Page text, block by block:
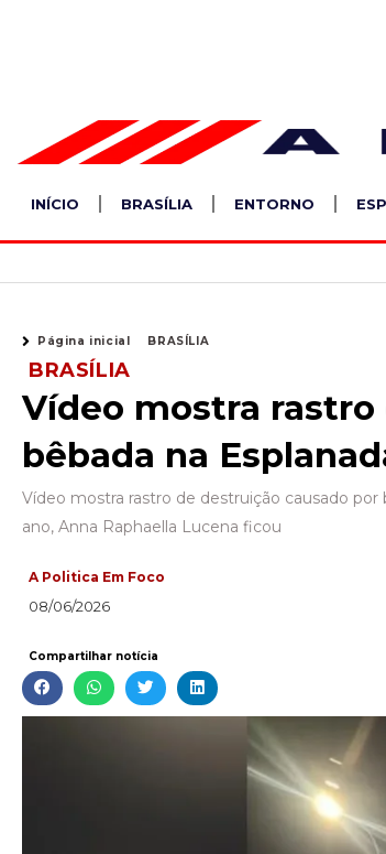
INÍCIO BRASÍLIA ENTORNO
Página inicial BRASÍLIA
BRASÍLIA
Vídeo mostra
bêbada na
Vídeo mostra rastro de destruição causado por
ano, Anna Raphaella Lucena ficou
A Politica Em Foco
08/06/2026
Compartilhar notícia